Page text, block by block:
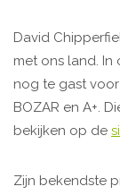
David
met ons land.
nog te gast
BOZAR en A+.
bekijken op de
Zijn bekendste